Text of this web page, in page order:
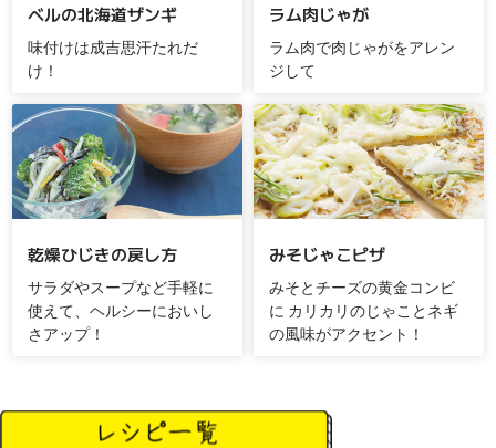
ベルの北海道ザンギ
味付けは成吉思汗たれだ
け！
ラム肉じゃが
ラム肉で肉じゃがをアレン
ジして
乾燥ひじきの戻し方
サラダやスープなど手軽に
使えて、ヘルシーにおいし
さアップ！
みそじゃこピザ
みそとチーズの黄金コンビ
に カリカリのじゃことネギ
の風味がアクセント！